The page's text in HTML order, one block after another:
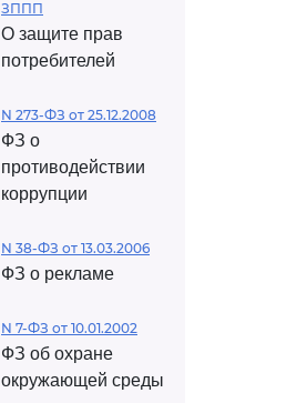
ЗППП
О защите прав
потребителей
N 273-ФЗ от 25.12.2008
ФЗ о
противодействии
коррупции
N 38-ФЗ от 13.03.2006
ФЗ о рекламе
N 7-ФЗ от 10.01.2002
ФЗ об охране
окружающей среды